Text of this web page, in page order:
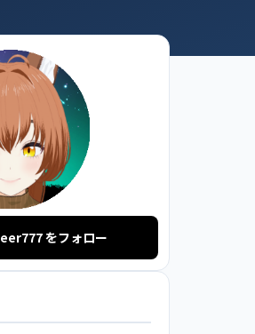
をフォロー